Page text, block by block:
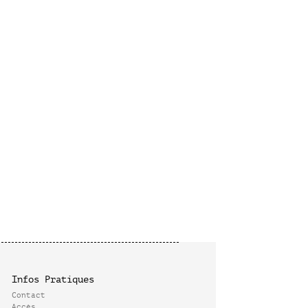
Infos Pratiques
Contact